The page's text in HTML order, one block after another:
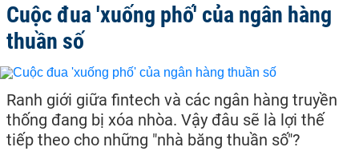
Cuộc đua 'xuống phố' của ngân hàng
thuần số
Ranh giới giữa fintech và các ngân hàng truyền
thống đang bị xóa nhòa. Vậy đâu sẽ là lợi thế
tiếp theo cho những "nhà băng thuần số"?